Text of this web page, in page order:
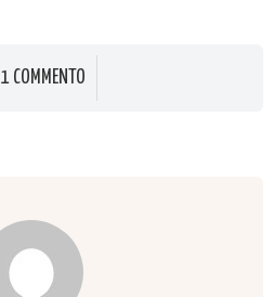
1 COMMENTO